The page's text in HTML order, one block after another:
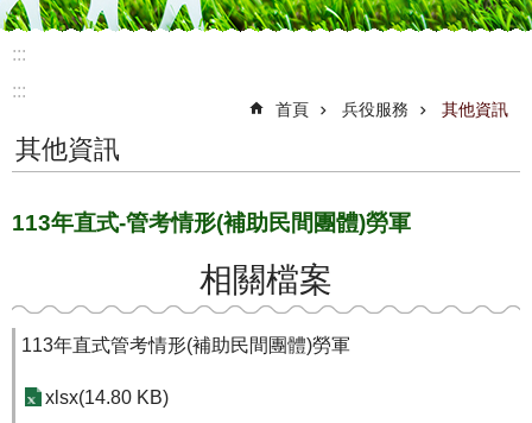
:::
:::
首頁 兵役服務 其他資訊
其他資訊
113年直式-管考情形(補助民間團體)勞軍
相關檔案
113年直式管考情形(補助民間團體)勞軍
xlsx(14.80 KB)